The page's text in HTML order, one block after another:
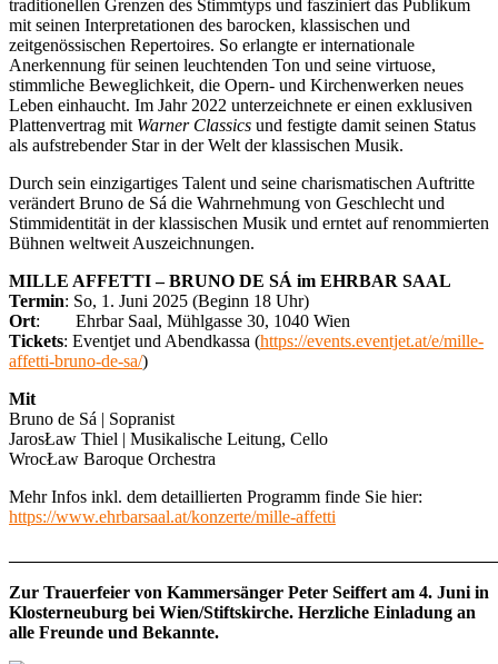
traditionellen Grenzen des Stimmtyps und fasziniert das Publikum
mit seinen Interpretationen des barocken, klassischen und
zeitgenössischen Repertoires. So erlangte er internationale
Anerkennung für seinen leuchtenden Ton und seine virtuose,
stimmliche Beweglichkeit, die Opern- und Kirchenwerken neues
Leben einhaucht. Im Jahr 2022 unterzeichnete er einen exklusiven
Plattenvertrag mit Warner Classics und festigte damit seinen Status
als aufstrebender Star in der Welt der klassischen Musik.
Durch sein einzigartiges Talent und seine charismatischen Auftritte
verändert Bruno de Sá die Wahrnehmung von Geschlecht und
Stimmidentität in der klassischen Musik und erntet auf renommierten
Bühnen weltweit Auszeichnungen.
MILLE AFFETTI – BRUNO DE SÁ im EHRBAR SAAL
Termin: So, 1. Juni 2025 (Beginn 18 Uhr)
Ort: Ehrbar Saal, Mühlgasse 30, 1040 Wien
Tickets: Eventjet und Abendkassa (https://events.eventjet.at/e/mille-
affetti-bruno-de-sa/)
Mit
Bruno de Sá | Sopranist
JarosŁaw Thiel | Musikalische Leitung, Cello
WrocŁaw Baroque Orchestra
Mehr Infos inkl. dem detaillierten Programm finde Sie hier:
https://www.ehrbarsaal.at/konzerte/mille-affetti
Zur Trauerfeier von Kammersänger Peter Seiffert am 4. Juni in
Klosterneuburg bei Wien/Stiftskirche. Herzliche Einladung an
alle Freunde und Bekannte.